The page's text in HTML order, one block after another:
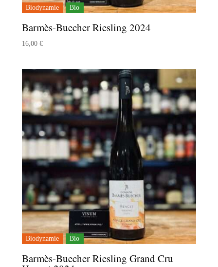
Biodynamie Bio
Barmès-Buecher Riesling 2024
16,00 €
Biodynamie Bio
Barmès-Buecher Riesling Grand Cru